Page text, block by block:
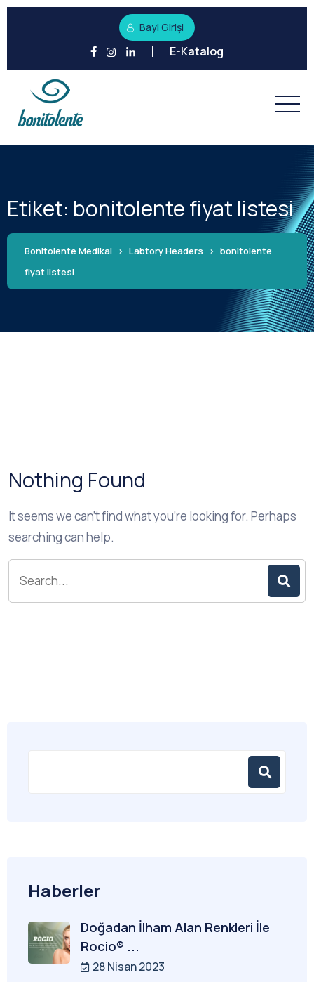
Bayi Girişi
E-Katalog
Etiket: bonitolente fiyat listesi
Bonitolente Medikal > Labtory Headers > bonitolente
fiyat listesi
Nothing Found
It seems we can’t find what you’re looking for. Perhaps
searching can help.
Haberler
Doğadan İlham Alan Renkleri İle
Rocio® ...
28 Nisan 2023